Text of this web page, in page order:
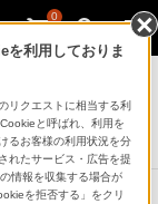
0
を利用しておりま
リクエストに相当する利
と呼ばれ、利用を
るお客様の利用状況を分
れたサービス・広告を提
情報を収集する場合が
を拒否する」をクリ